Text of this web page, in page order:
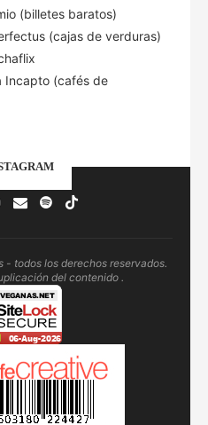
(billetes baratos)
(cajas de verduras)
Incapto (cafés de
- todos los derechos reservados.
del contenido .